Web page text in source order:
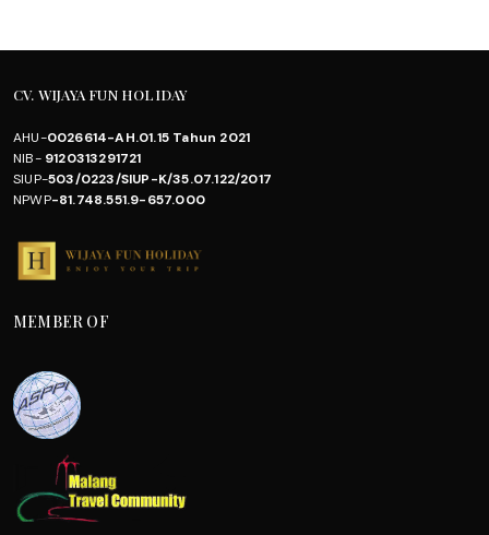
CV. WIJAYA FUN HOLIDAY
AHU-0026614-AH.01.15 Tahun 2021
NIB-9120313291721
SIUP-503/0223/SIUP-K/35.07.122/2017
NPWP-81.748.551.9-657.000
MEMBER OF